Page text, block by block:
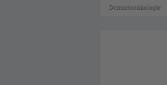
Dermatoonkologie